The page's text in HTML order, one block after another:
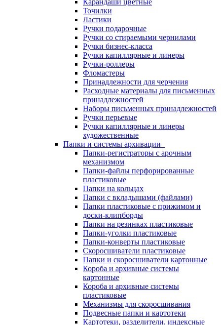
Карандаши цветные
Точилки
Ластики
Ручки подарочные
Ручки со стираемыми чернилами
Ручки бизнес-класса
Ручки капиллярные и линеры
Ручки-роллеры
Фломастеры
Принадлежности для черчения
Расходные материалы для письменных
принадлежностей
Наборы письменных принадлежностей
Ручки перьевые
Ручки капиллярные и линеры
художественные
Папки и системы архивации
Папки-регистраторы с арочным
механизмом
Папки-файлы перфорированные
пластиковые
Папки на кольцах
Папки с вкладышами (файлами)
Папки пластиковые с прижимом и
доски-клипборды
Папки на резинках пластиковые
Папки-уголки пластиковые
Папки-конверты пластиковые
Скоросшиватели пластиковые
Папки и скоросшиватели картонные
Короба и архивные системы
картонные
Короба и архивные системы
пластиковые
Механизмы для скоросшивания
Подвесные папки и картотеки
Картотеки, разделители, индексные